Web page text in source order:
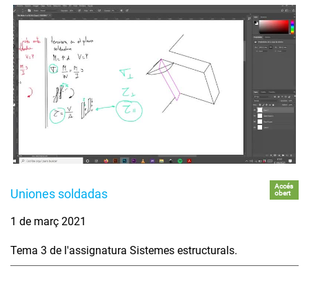
Uniones soldadas
Accés
obert
1 de març 2021
Tema 3 de l'assignatura Sistemes estructurals.